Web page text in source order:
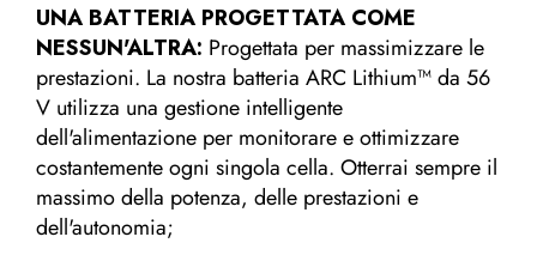
UNA BATTERIA PROGETTATA COME
NESSUN'ALTRA: Progettata per massimizzare le
prestazioni. La nostra batteria ARC Lithium™ da 56
V utilizza una gestione intelligente
dell'alimentazione per monitorare e ottimizzare
costantemente ogni singola cella. Otterrai sempre il
massimo della potenza, delle prestazioni e
dell'autonomia;